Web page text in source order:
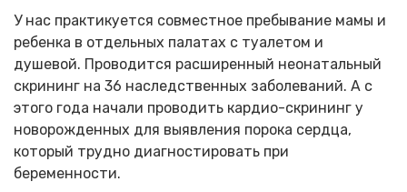
У нас практикуется совместное пребывание мамы и
ребенка в отдельных палатах с туалетом и
душевой. Проводится расширенный неонатальный
скрининг на 36 наследственных заболеваний. А с
этого года начали проводить кардио-скрининг у
новорожденных для выявления порока сердца,
который трудно диагностировать при
беременности.